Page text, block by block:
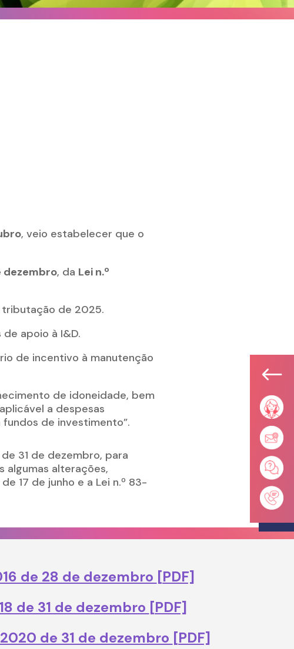
, veio estabelecer que o
dezembro, da Lei n.º
tributação de 2025.
apoio à I&D.
de incentivo à manutenção
de idoneidade, bem
a despesas
de investimento”.
31 de dezembro, para
algumas alterações,
17 de junho e a Lei n.º 83-
de 28 de dezembro [PDF]
de 31 de dezembro [PDF]
de 31 de dezembro [PDF]
#